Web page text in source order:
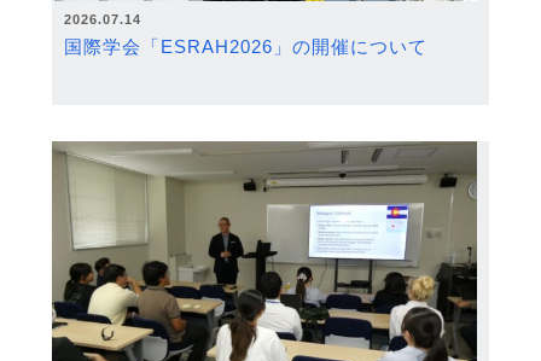
2026.07.14
国際学会「ESRAH2026」の開催について